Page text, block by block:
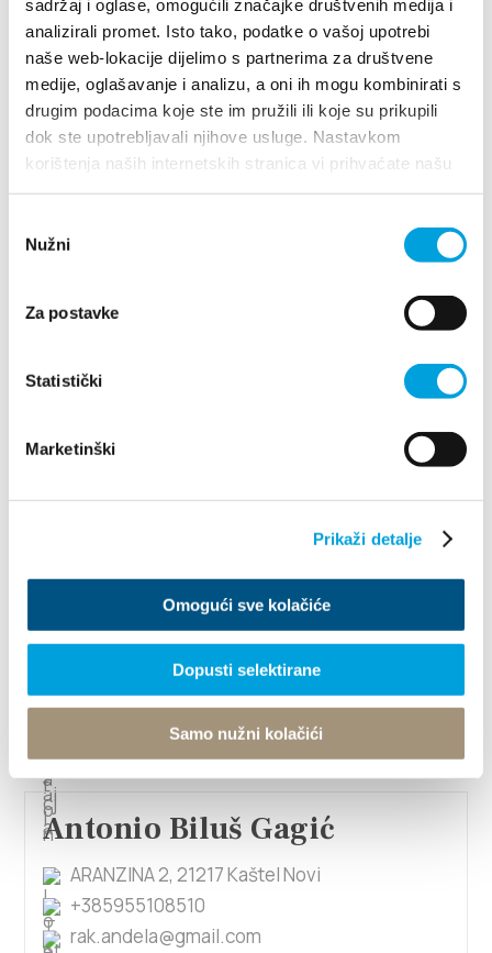
sadržaj i oglase, omogućili značajke društvenih medija i
analizirali promet. Isto tako, podatke o vašoj upotrebi
naše web-lokacije dijelimo s partnerima za društvene
medije, oglašavanje i analizu, a oni ih mogu kombinirati s
drugim podacima koje ste im pružili ili koje su prikupili
dok ste upotrebljavali njihove usluge. Nastavkom
korištenja naših internetskih stranica vi prihvaćate našu
pristanka
Nužni
Za postavke
Statistički
Marketinški
Prikaži detalje
Omogući sve kolačiće
Dopusti selektirane
Samo nužni kolačići
Antonija Borovčić Kapov
Put Selišća 65, 21214 Kaštel Kambelovac
Antonija Brnas
Kambelovac
antonijabrnas@gmail.com
Antonija Novak
CESTA DR. FRANJE TUĐMANA 824, 21214
Kaštel Lukšić
+385992959877
villanovak1950@gmail.com
Antonio Biluš Gagić
ARANZINA 2, 21217 Kaštel Novi
+385955108510
rak.andela@gmail.com